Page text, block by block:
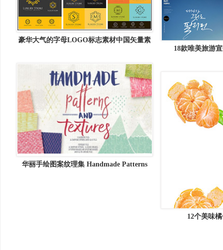
豪华大气的字母LOGO标志素材中国矢量素
18款唯美旅游
华丽手绘图案纹理集 Handmade Patterns
12个美味